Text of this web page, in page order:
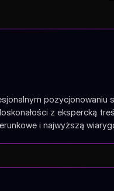
pozycjonowaniu
z ekspercką
i najwyższą